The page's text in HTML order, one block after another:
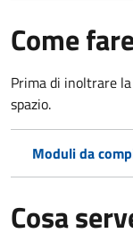
Come
Prima di inoltrare
spazio.
Moduli da
Cosa